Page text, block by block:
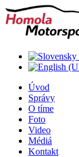
Úvod
Správy
O tíme
Foto
Video
Médiá
Kontakt